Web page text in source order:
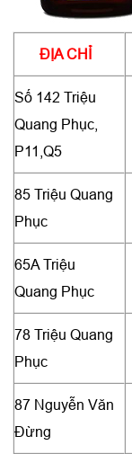
ĐỊA CHỈ
Số 142 Triệu
Quang Phục,
P11,Q5
85 Triệu Quang
Phục
65A Triệu
Quang Phục
78 Triệu Quang
Phục
87 Nguyễn Văn
Đừng